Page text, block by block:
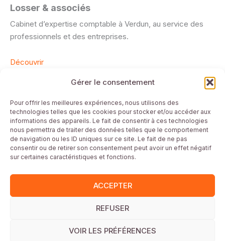
Gérer le consentement
Pour offrir les meilleures expériences, nous utilisons des
technologies telles que les cookies pour stocker et/ou accéder aux
informations des appareils. Le fait de consentir à ces technologies
nous permettra de traiter des données telles que le comportement
de navigation ou les ID uniques sur ce site. Le fait de ne pas
consentir ou de retirer son consentement peut avoir un effet négatif
sur certaines caractéristiques et fonctions.
ACCEPTER
REFUSER
VOIR LES PRÉFÉRENCES
Losser & associés
Cabinet d’expertise comptable à Verdun, au service des
professionnels et des entreprises.
Découvrir
Mentions Légales
Plan du site
Conditions générales
Politique de confidentialité & Cookies
Commerces partenaires cartes cadeaux
Fonctionnement carte cadeau